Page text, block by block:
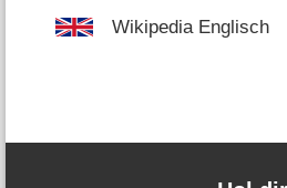
Wikipedia Englisch